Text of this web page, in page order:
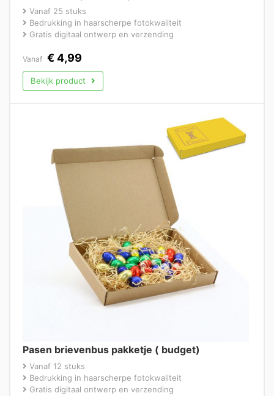
Vanaf 25 stuks
Bedrukking in haarscherpe fotokwaliteit
Gratis digitaal ontwerp en verzending
Vanaf €4,99
Bekijk product
Pasen brievenbus pakketje ( budget)
Vanaf 12 stuks
Bedrukking in haarscherpe fotokwaliteit
Gratis digitaal ontwerp en verzending